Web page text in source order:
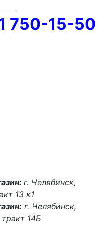
750-15-50
г. Челябинск,
13 к1
г. Челябинск,
14Б